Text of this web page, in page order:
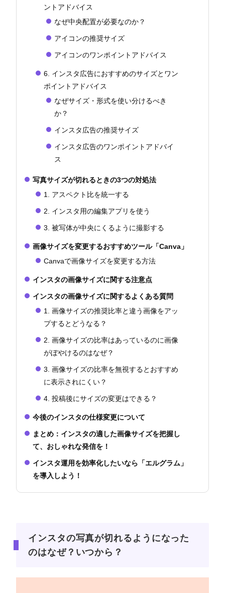
ントアドバイス
なぜ中央配置が必要なのか？
アイコンの推奨サイズ
アイコンのワンポイントアドバイス
6. インスタ広告におすすめのサイズとワン
ポイントアドバイス
なぜサイズ・形式を使い分けるべき
か？
インスタ広告の推奨サイズ
インスタ広告のワンポイントアドバイ
ス
写真サイズが切れるときの3つの対処法
1. アスペクト比を統一する
2. インスタ用の編集アプリを使う
3. 被写体が中央にくるように撮影する
画像サイズを変更するおすすめツール「Canva」
Canvaで画像サイズを変更する方法
インスタの画像サイズに関する注意点
インスタの画像サイズに関するよくある質問
1. 画像サイズの推奨比率と違う画像をアッ
プするとどうなる？
2. 画像サイズの比率はあっているのに画像
がぼやけるのはなぜ？
3. 画像サイズの比率を無視するとおすすめ
に表示されにくい？
4. 投稿後にサイズの変更はできる？
今後のインスタの仕様変更について
まとめ：インスタの適した画像サイズを把握し
て、おしゃれな発信を！
インスタ運用を効率化したいなら「エルグラム」
を導入しよう！
インスタの写真が切れるようになった
のはなぜ？いつから？